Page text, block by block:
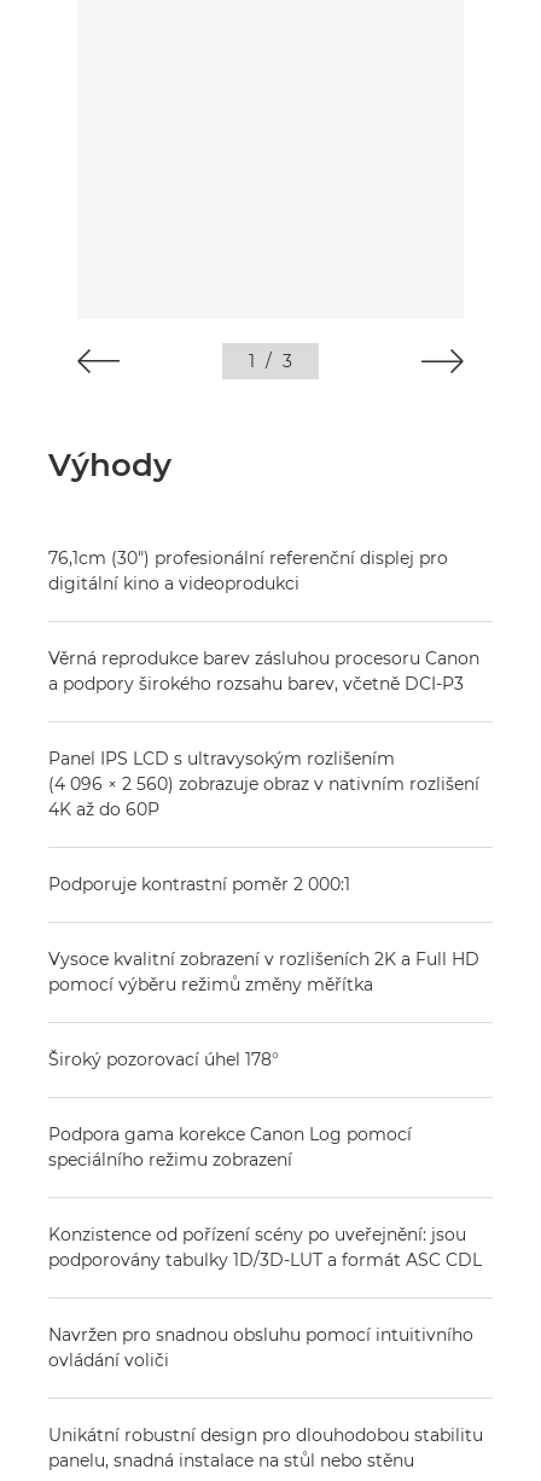
1 / 3
Výhody
76,1cm (30") profesionální referenční displej pro
digitální kino a videoprodukci
Věrná reprodukce barev zásluhou procesoru Canon
a podpory širokého rozsahu barev, včetně DCI-P3
Panel IPS LCD s ultravysokým rozlišením
(4 096 × 2 560) zobrazuje obraz v nativním rozlišení
4K až do 60P
Podporuje kontrastní poměr 2 000:1
Vysoce kvalitní zobrazení v rozlišeních 2K a Full HD
pomocí výběru režimů změny měřítka
Široký pozorovací úhel 178°
Podpora gama korekce Canon Log pomocí
speciálního režimu zobrazení
Konzistence od pořízení scény po uveřejnění: jsou
podporovány tabulky 1D/3D-LUT a formát ASC CDL
Navržen pro snadnou obsluhu pomocí intuitivního
ovládání voliči
Unikátní robustní design pro dlouhodobou stabilitu
panelu, snadná instalace na stůl nebo stěnu